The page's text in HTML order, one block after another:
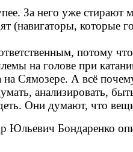
За него уже
которые
потому что
на голове при
Сямозере. А всё
анализировать,
Они думают, что
Юльевич Бондаренко